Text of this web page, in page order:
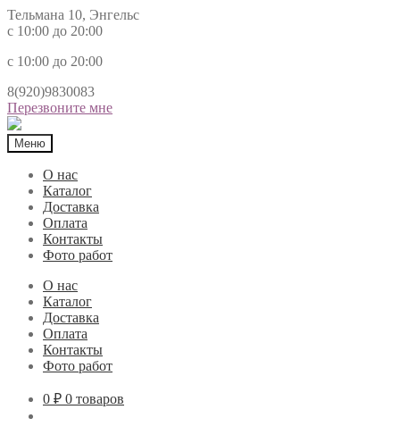
Тельмана 10, Энгельс
с 10:00 до 20:00
с 10:00 до 20:00
8(920)9830083
Перезвоните мне
Меню
О нас
Каталог
Доставка
Оплата
Контакты
Фото работ
О нас
Каталог
Доставка
Оплата
Контакты
Фото работ
0 ₽ 0 товаров